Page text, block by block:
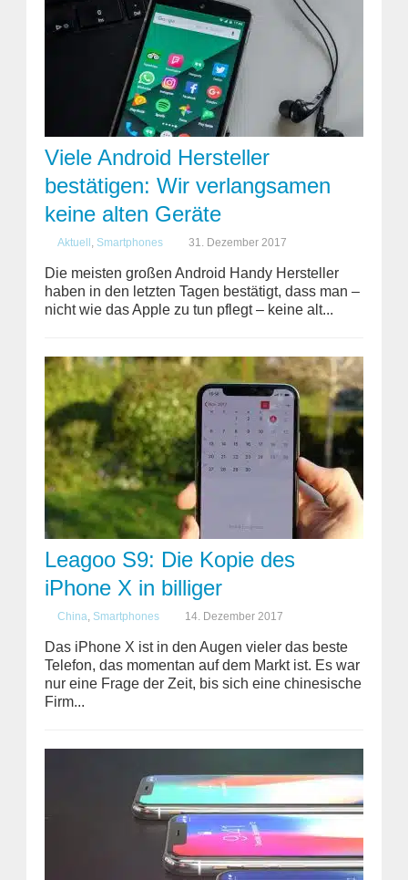
Viele Android Hersteller
bestätigen: Wir verlangsamen
keine alten Geräte
Aktuell Smartphones 31. Dezember 2017
Die meisten großen Android Handy Hersteller
haben in den letzten Tagen bestätigt, dass man –
nicht wie das Apple zu tun pflegt – keine alt...
Leagoo S9: Die Kopie des
iPhone X in billiger
China, Smartphones 14. Dezember 2017
Das iPhone X ist in den Augen vieler das beste
Telefon, das momentan auf dem Markt ist. Es war
nur eine Frage der Zeit, bis sich eine chinesische
Firm...